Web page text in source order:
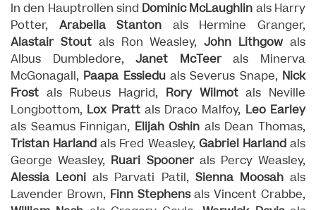
In den Hauptrollen sind Dominic McLaughlin als Harry
Potter, Arabella Stanton als Hermine Granger,
Alastair Stoutals Ron Weasley,John Lithgow als
Albus Dumbledore,Janet McTeerals Minerva
McGonagall, Paapa Essieduals Severus Snape, Nick
Frost als Rubeus Hagrid, Rory Wilmotals Neville
Longbottom, Lox Prattals Draco Malfoy, Leo Earley
als Seamus Finnigan, Elijah Oshin als Dean Thomas,
Tristan Harland als Fred Weasley, Gabriel Harlandals
George Weasley, Ruari Spoonerals Percy Weasley,
Alessia Leoni als Parvati Patil, Sienna Moosahals
Lavender Brown, Finn Stephensals Vincent Crabbe,